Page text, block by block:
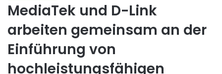
MediaTek und D-Link
arbeiten gemeinsam an der
Einführung von
hochleistungsfähigen